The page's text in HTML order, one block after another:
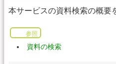
本サービスの資料検索の概要
参照
資料の検索